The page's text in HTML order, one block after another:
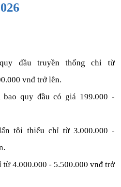
đầu truyền thống chỉ từ
vnđ trở lên.
quy đầu có giá 199.000 -
tôi thiểu chỉ từ 3.000.000 -
từ 4.000.000 - 5.500.000 vnđ trở